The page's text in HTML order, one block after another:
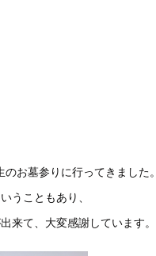
お墓参りに行ってきました。
うこともあり、
来て、大変感謝しています。